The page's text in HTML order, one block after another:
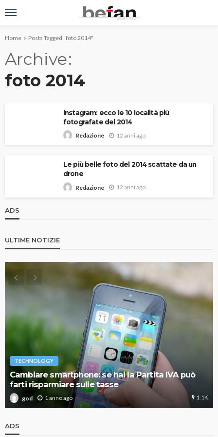
Home Posts Tagged "foto 2014"
Archive
foto 2014
Instagram: ecco le 10 località più
fotografate del 2014
Redazione 12 anni ago
Le più belle foto del 2014 scattate da un
drone
Redazione 12 anni ago
ADS
ULTIME NOTIZIE
TECHNOLOGY
Cambiare smartphone: se hai la Partita IVA può
farti risparmiare sulle tasse
god 1 anno ago 1.1K
ADS